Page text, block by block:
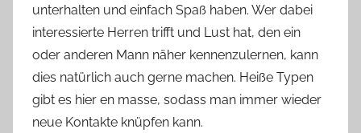
unterhalten und einfach Spaß haben. Wer dabei
interessierte Herren trifft und Lust hat, den ein
oder anderen Mann näher kennenzulernen, kann
dies natürlich auch gerne machen. Heiße Typen
gibt es hier en masse, sodass man immer wieder
neue Kontakte knüpfen kann.